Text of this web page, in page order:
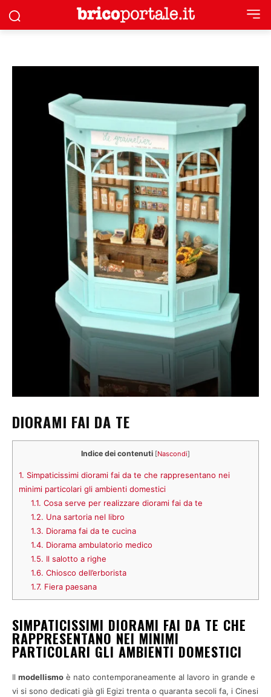
DIORAMI FAI DA TE
Indice dei contenuti [Nascondi]
1. Simpaticissimi diorami fai da te che rappresentano nei
minimi particolari gli ambienti domestici
1.1. Cosa serve per realizzare diorami fai da te
1.2. Una sartoria nel libro
1.3. Diorama fai da te cucina
1.4. Diorama ambulatorio medico
1.5. Il salotto a righe
1.6. Chiosco dell’erborista
1.7. Fiera paesana
SIMPATICISSIMI DIORAMI FAI DA TE CHE
RAPPRESENTANO NEI MINIMI
PARTICOLARI GLI AMBIENTI DOMESTICI
Il modellismo è nato contemporaneamente al lavoro in grande e
vi si sono dedicati già gli Egizi trenta o quaranta secoli fa, i Cinesi